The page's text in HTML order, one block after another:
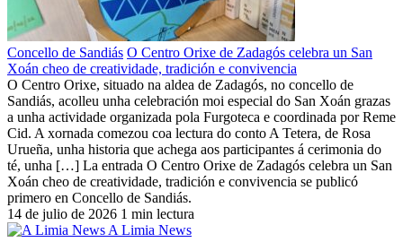
Concello de Sandiás O Centro Orixe de Zadagós celebra un San
Xoán cheo de creatividade, tradición e convivencia
O Centro Orixe, situado na aldea de Zadagós, no concello de
Sandiás, acolleu unha celebración moi especial do San Xoán grazas
a unha actividade organizada pola Furgoteca e coordinada por Reme
Cid. A xornada comezou coa lectura do conto A Tetera, de Rosa
Urueña, unha historia que achega aos participantes á cerimonia do
té, unha […] La entrada O Centro Orixe de Zadagós celebra un San
Xoán cheo de creatividade, tradición e convivencia se publicó
primero en Concello de Sandiás.
14 de julio de 2026 1 min lectura
A Limia News